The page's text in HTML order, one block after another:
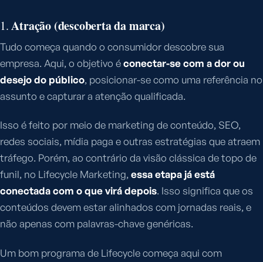
1.Atração (descoberta da marca)
Tudo começa quando o consumidor descobre sua
empresa. Aqui, o objetivo éconectar-se com a dor ou
desejo do público, posicionar-se como uma referência no
assunto e capturar a atenção qualificada.
Isso é feito por meio de marketing de conteúdo, SEO,
redes sociais, mídia paga e outras estratégias que atraem
tráfego. Porém, ao contrário da visão clássica de topo de
funil, no Lifecycle Marketing,essa etapa já está
conectada com o que virá depois. Isso significa que os
conteúdos devem estar alinhados com jornadas reais, e
não apenas com palavras-chave genéricas.
Um bom programa de Lifecycle começa aqui com